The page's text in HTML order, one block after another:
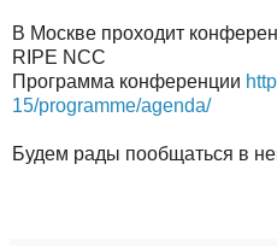
В Москве проходит
RIPE NCC
Программа конференции
15/programme/agenda/
Будем рады пообщаться в